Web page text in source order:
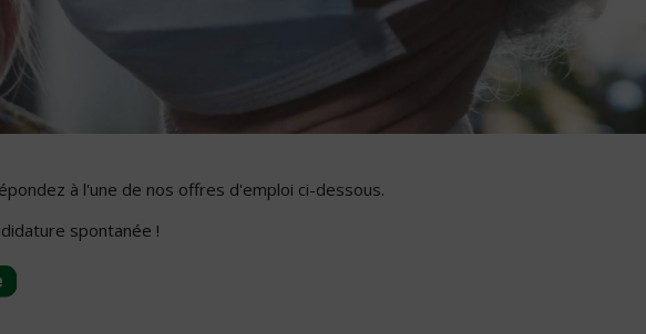
à l'une de nos offres d'emploi ci-dessous.
spontanée !